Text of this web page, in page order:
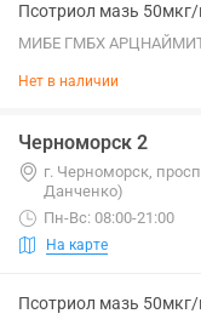
Псотриол мазь 50мкг/
МИБЕ ГМБХ
Нет в наличии
Черноморск 2
г. Черноморск,
Данченко)
Пн-Вс: 08:00-21:00
На карте
Псотриол мазь 50мкг/